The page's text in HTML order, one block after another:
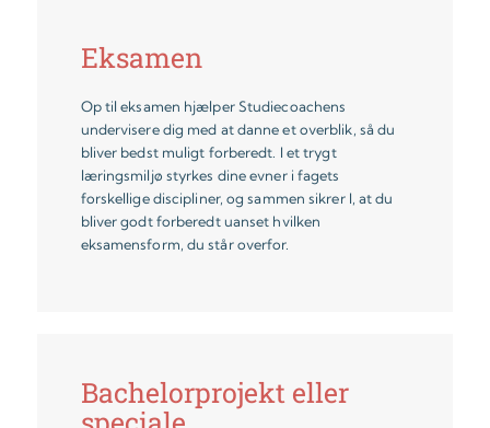
Eksamen
Op til eksamen hjælper Studiecoachens
undervisere dig med at danne et overblik, så du
bliver bedst muligt forberedt. I et trygt
læringsmiljø styrkes dine evner i fagets
forskellige discipliner, og sammen sikrer I, at du
bliver godt forberedt uanset hvilken
eksamensform, du står overfor.
Bachelorprojekt eller